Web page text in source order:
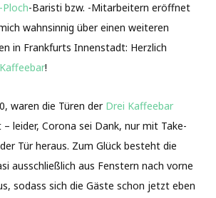
-Baristi bzw. -Mitarbeitern eröffnet
wahnsinnig über einen weiteren
in Frankfurts Innenstadt: Herzlich
!
waren die Türen der Drei Kaffeebar
leider, Corona sei Dank, nur mit Take-
Tür heraus. Zum Glück besteht die
ausschließlich aus Fenstern nach vorne
sodass sich die Gäste schon jetzt eben